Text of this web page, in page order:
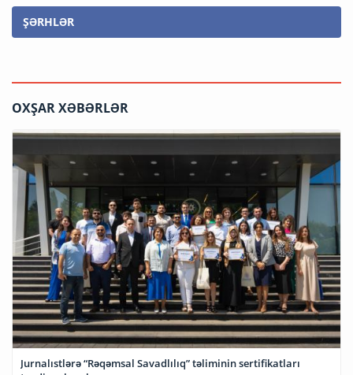
ŞƏRHLƏR
OXŞAR XƏBƏRLƏR
Jurnalıstlərə “Rəqəmsal Savadlılıq” təliminin sertifikatları